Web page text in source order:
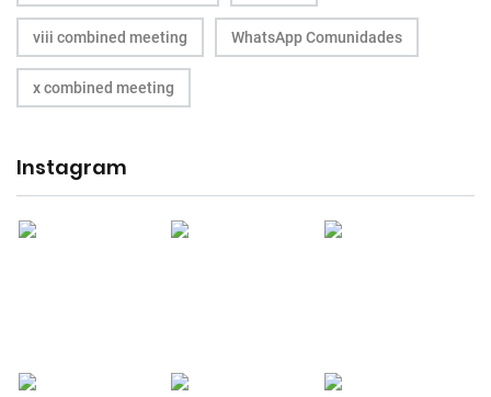
viii combined meeting WhatsApp Comunidades
x combined meeting
Instagram